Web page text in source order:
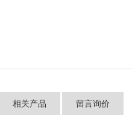
相关产品 留言询价